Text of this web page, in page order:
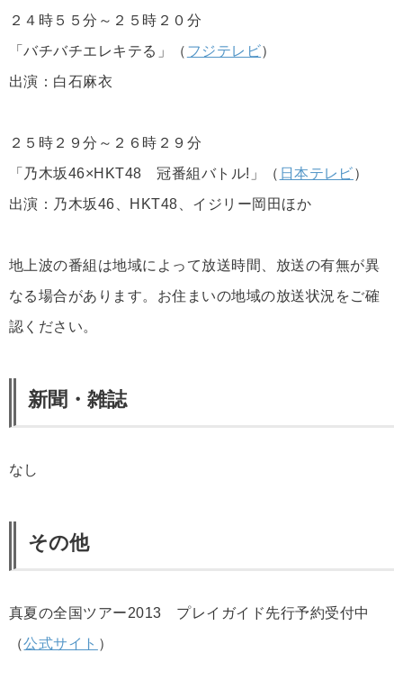
２４時５５分～２５時２０分
「バチバチエレキテる」（ フジテレビ）
出演：白石麻衣
２５時２９分～２６時２９分
「乃木坂46×HKT48 冠番組バトル!」（ 日本テレビ）
出演：乃木坂46、HKT48、イジリー岡田ほか
地上波の番組は地域によって放送時間、放送の有無が異
なる場合があります。お住まいの地域の放送状況をご確
認ください。
新聞・雑誌
なし
その他
真夏の全国ツアー2013 プレイガイド先行予約受付中
（公式サイト ）